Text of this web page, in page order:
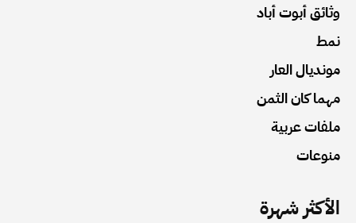
وثائق أبوت أباد
نمط
مونديال العار
مهما كان الثمن
ملفات عربية
منوعات
الأكثر شهرة